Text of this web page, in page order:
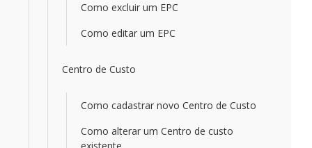
Como excluir um EPC
Como editar um EPC
Centro de Custo
Como cadastrar novo Centro de Custo
Como alterar um Centro de custo